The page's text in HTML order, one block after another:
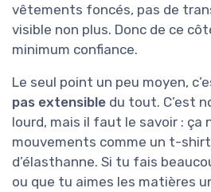
vêtements foncés, pas de
visible non plus. Donc de ce
minimum confiance.
Le seul point un peu moyen,
pas extensible du tout. C’est
lourd, mais il faut le savoir : ça
mouvements comme un t-
d’élasthanne. Si tu fais
ou que tu aimes les matières